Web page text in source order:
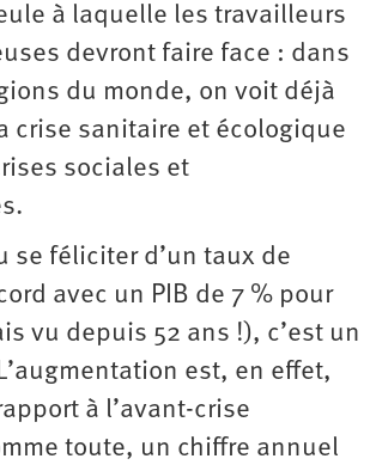
à laquelle les travailleurs
devront faire face : dans
du monde, on voit déjà
crise sanitaire et écologique
sociales et
se féliciter d’un taux de
avec un PIB de 7 % pour
vu depuis 52 ans !), c’est un
est, en effet,
à l’avant-crise
toute, un chiffre annuel